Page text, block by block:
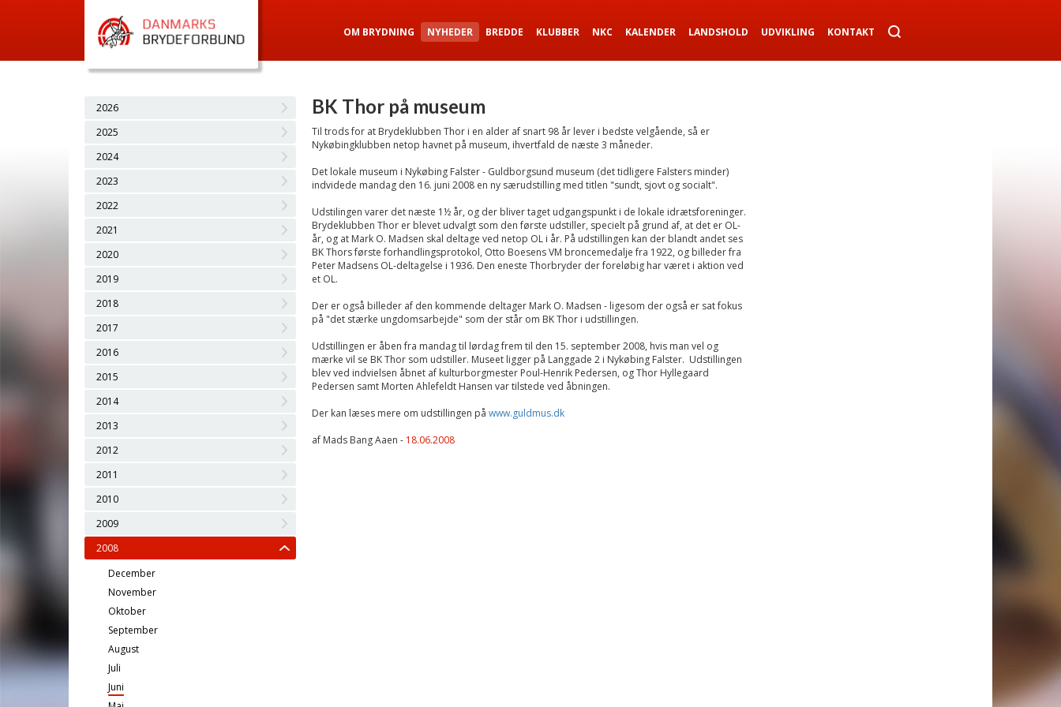
OM BRYDNING NYHEDER BREDDE KLUBBER NKC KALENDER LANDSHOLD UDVIKLING KONTAKT
2026
2025
2024
2023
2022
2021
2020
2019
2018
2017
2016
2015
2014
2013
2012
2011
2010
2009
2008
December
November
Oktober
September
August
Juli
Juni
BK Thor på museum
Til trods for at Brydeklubben Thor i en alder af snart 98 år lever i bedste velgående, så er
Nykøbingklubben netop havnet på museum, ihvertfald de næste 3 måneder.
Det lokale museum i Nykøbing Falster - Guldborgsund museum (det tidligere Falsters minder)
indvidede mandag den 16. juni 2008 en ny særudstilling med titlen "sundt, sjovt og socialt".
Udstilingen varer det næste 1½ år, og der bliver taget udgangspunkt i de lokale idrætsforeninger.
Brydeklubben Thor er blevet udvalgt som den første udstiller, specielt på grund af, at det er OL-
år, og at Mark O. Madsen skal deltage ved netop OL i år. På udstillingen kan der blandt andet ses
BK Thors første forhandlingsprotokol, Otto Boesens VM broncemedalje fra 1922, og billeder fra
Peter Madsens OL-deltagelse i 1936. Den eneste Thorbryder der foreløbig har været i aktion ved
et OL.
Der er også billeder af den kommende deltager Mark O. Madsen - ligesom der også er sat fokus
på "det stærke ungdomsarbejde" som der står om BK Thor i udstillingen.
Udstillingen er åben fra mandag til lørdag frem til den 15. september 2008, hvis man vel og
mærke vil se BK Thor som udstiller. Museet ligger på Langgade 2 i Nykøbing Falster. Udstillingen
blev ved indvielsen åbnet af kulturborgmester Poul-Henrik Pedersen, og Thor Hyllegaard
Pedersen samt Morten Ahlefeldt Hansen var tilstede ved åbningen.
Der kan læses mere om udstillingen på www.guldmus.dk
af Mads Bang Aaen - 18.06.2008